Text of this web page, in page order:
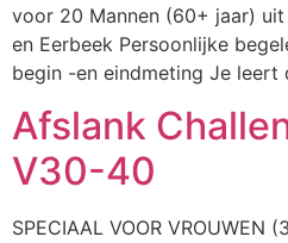
voor 20 Mannen (60+ jaar)
en Eerbeek Persoonlijke
begin -en eindmeting Je
Afslank
V30-40
SPECIAAL VOOR VROUWEN